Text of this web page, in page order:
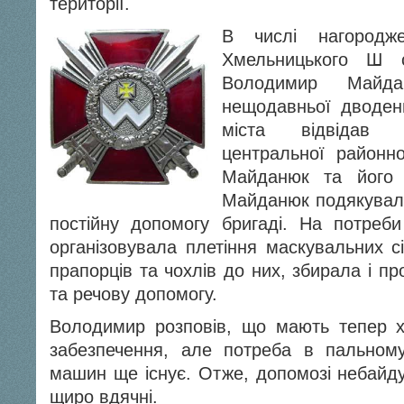
В числі
Хмельницького Ш
Володимир
нещодавньої
міста відвідав
центральної
Майданюк та його
Майданюк
постійну допомогу бригаді. На потреби
організовувала плетіння маскувальних
прапорців та чохлів до них, збирала і
та речову допомогу.
Володимир розповів, що мають тепер
забезпечення, але потреба в
машин ще існує. Отже, допомозі
щиро вдячні.